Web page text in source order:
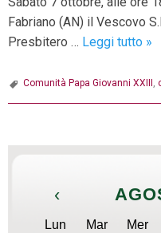
Fabriano (AN) il Vescovo
Presbitero … Leggi tutto »
Comunità Papa Giovanni XXIII ,
‹
Lun Mar Mer